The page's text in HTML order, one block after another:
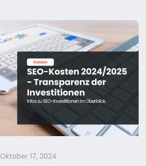
Oktober 17, 2024